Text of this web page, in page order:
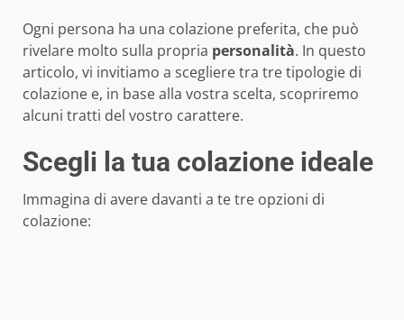
Ogni persona ha una colazione preferita, che può
rivelare molto sulla propria personalità. In questo
articolo, vi invitiamo a scegliere tra tre tipologie di
colazione e, in base alla vostra scelta, scopriremo
alcuni tratti del vostro carattere.
Scegli la tua colazione ideale
Immagina di avere davanti a te tre opzioni di
colazione: